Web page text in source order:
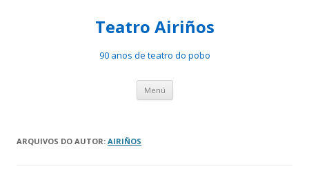
Teatro Airiños
90 anos de teatro do pobo
Menú Saltar
contido
ARQUIVOS DO AUTOR: AIRIÑOS